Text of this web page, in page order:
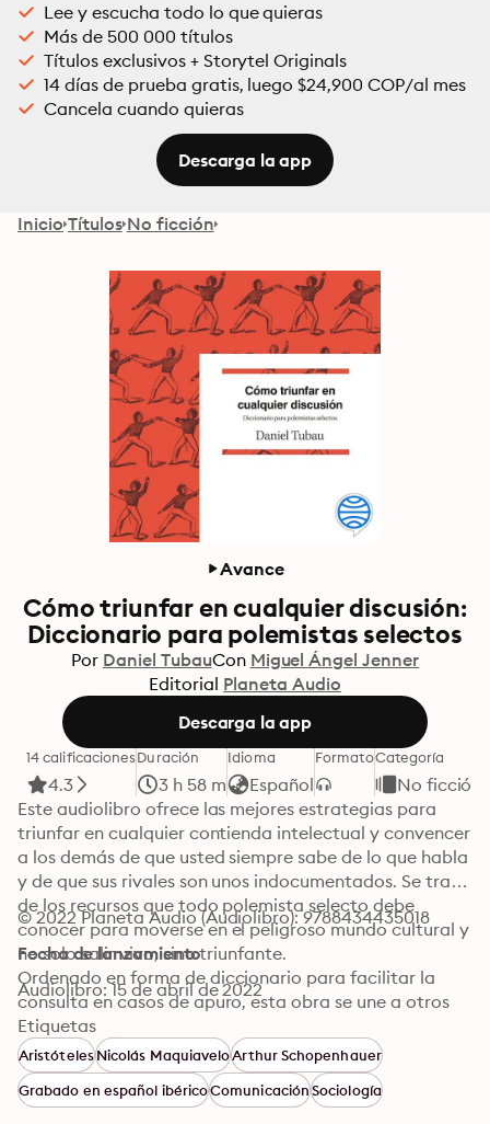
Lee y escucha todo lo que quieras
Más de 500 000 títulos
Títulos exclusivos + Storytel Originals
14 días de prueba gratis, luego $24,900 COP/al mes
Cancela cuando quieras
Descarga la app
Inicio Títulos No ficción
Avance
Cómo triunfar en cualquier discusión:
Diccionario para polemistas selectos
Por Daniel TubauCon Miguel Ángel Jenner
Editorial Planeta Audio
Descarga la app
14 calificaciones
4.3
Duración
3 h 58 m
Idioma
Español
FormatoCategoría
No ficción
Este audiolibro ofrece las mejores estrategias para
triunfar en cualquier contienda intelectual y convencer
a los demás de que usted siempre sabe de lo que habla
y de que sus rivales son unos indocumentados. Se trata
de los recursos que todo polemista selecto debe
conocer para moverse en el peligroso mundo cultural y
no solo salir vivo, sino triunfante.
Ordenado en forma de diccionario para facilitar la
consulta en casos de apuro, esta obra se une a otros
manuales clásicos de la argumentación capciosa y la
manipulación intelectual, como los Tópicos de
Aristóteles, El príncipe de Maquiavelo o El arte de tener
siempre razón de Schopenhauer.
© 2022 Planeta Audio (Audiolibro): 9788434435018
Fecha de lanzamiento
Audiolibro: 15 de abril de 2022
Etiquetas
AristótelesNicolás MaquiaveloArthur Schopenhauer
Grabado en español ibéricoComunicaciónSociología